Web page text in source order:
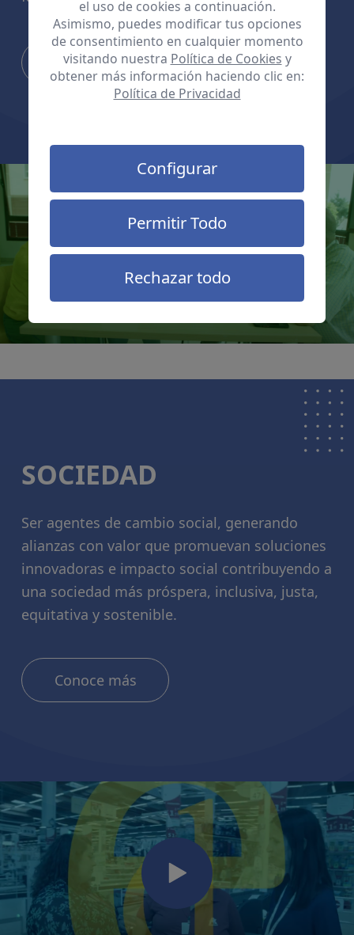
Conoce más
SOCIEDAD
Ser agentes de cambio social, generando
alianzas con valor que promuevan soluciones
innovadoras e impacto social contribuyendo a
una sociedad más próspera, inclusiva, justa,
equitativa y sostenible.
Conoce más
el uso de cookies a continuación.
Asimismo, puedes modificar tus opciones
de consentimiento en cualquier momento
visitando nuestra Política de Cookies y
obtener más información haciendo clic en:
Política de Privacidad
Configurar
Permitir Todo
Rechazar todo